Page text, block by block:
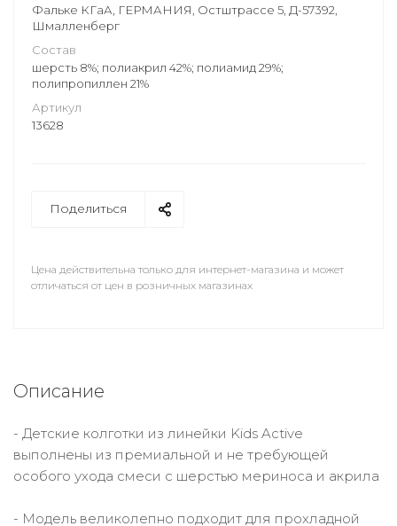
Фальке КГаА, ГЕРМАНИЯ, Остштрассе 5, Д-57392,
Шмалленберг
Состав
шерсть 8%; полиакрил 42%; полиамид 29%;
полипропиллен 21%
Артикул
13628
Поделиться
Цена действительна только для интернет-магазина и может
отличаться от цен в розничных магазинах
Описание
- Детские колготки из линейки Kids Active
выполнены из премиальной и не требующей
особого ухода смеси с шерстью мериноса и акрила
- Модель великолепно подходит для прохладной